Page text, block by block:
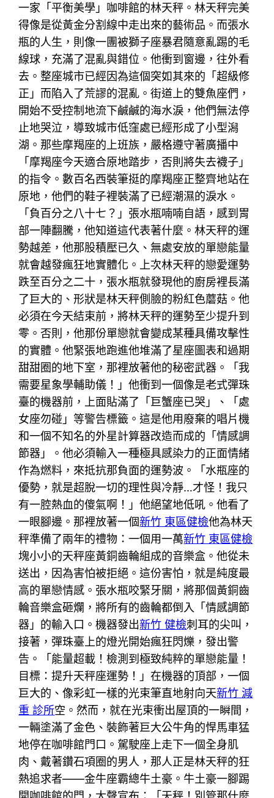
一家「平衡美學」咖啡館的林天秤。林天秤完美
得像是從黃金分割線中走出來的藝術品。而張水
瓶的人生，則像一團被獅子座暴君隨意亂踢的毛
線球，充滿了混亂與錯位。他衝到窗邊，往外看
去。整座城市已經因為這個突如其來的「超級修
正」而陷入了荒謬的混亂。街道上的雙魚座們，
開始不受控制地流下鹹鹹的海水淚，他們無法停
止地哭泣，導致城市低窪處已經形成了小型潟
湖。那些摩羯座的上班族，嚴格遵守著廣播中
「摩羯座今天適合原地踏步，否則將失去襪子」
的指令。數百名西裝筆挺的摩羯座正整齊地站在
原地，他們的鞋子裡裝滿了已經潮濕的淚水。
「負百分之八十七？」張水瓶喃喃自語，感到胃
部一陣翻騰，他知道這代表著什麼。林天秤的運
勢越差，他那股積壓已久、無處安放的單戀能量
就會越發瘋狂地實體化。上次林天秤的戀愛運勢
跌至百分之二十，張水瓶就發現他的廚房裡長滿
了巨大的、形狀是林天秤側臉的粉紅色蘑菇。他
必須在今天結束前，將林天秤的運勢至少提升到
零。否則，他那份單戀就會變成某種具備攻擊性
的實體。他緊張地跑進他堆滿了星座圖表和過期
甜甜圈的地下室，那裡放著他的秘密武器。「我
需要星象學輔助儀！」他衝到一個像是老式彈珠
臺的機器前，上面貼滿了「巨蟹座已哭」、「處
女座勿碰」等警告標籤。這是他用廢棄的唱片機
和一個不知名的外星計算器改造而成的「情感調
節器」。他必須輸入一種極具感染力的正面情緒
作為燃料，來抵抗那負面的運勢波。「水瓶座的
優勢，就是超脫一切的理性與冷靜…才怪！我只
有一腔熱血的傻氣啊！」他絕望地低吼。他看了
一眼腳邊。那裡放著一個新竹 東區健檢他為林天
秤準備了兩年的禮物：一個用一萬新竹 東區健檢
塊小小的天秤座黃銅齒輪組成的音樂盒。他從未
送出，因為害怕被拒絕。這份害怕，就是純度最
高的單戀情感。張水瓶咬緊牙關，將那個黃銅齒
輪音樂盒砸爛，將所有的齒輪都倒入「情感調節
器」的輸入口。機器發出新竹 健檢刺耳的尖叫，
接著，彈珠臺上的燈光開始瘋狂閃爍，發出警
告。「能量超載！檢測到極致純粹的單戀能量！
目標：提升天秤座運勢！」在機器的頂部，一個
巨大的、像彩虹一樣的光束筆直地射向天新竹 減
重 診所空。然而，就在光束衝出屋頂的一瞬間，
一輛塗滿了金色、裝飾著巨大公牛角的悍馬車猛
地停在咖啡館門口。駕駛座上走下一個全身肌
肉、戴著鑽石項圈的男人，那人正是林天秤的狂
熱追求者——金牛座霸總牛土豪。牛土豪一腳踢